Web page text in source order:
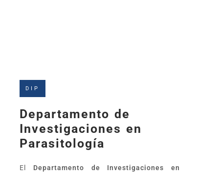
DIP
Departamento de
Investigaciones en
Parasitología
El Departamento de Investigaciones en